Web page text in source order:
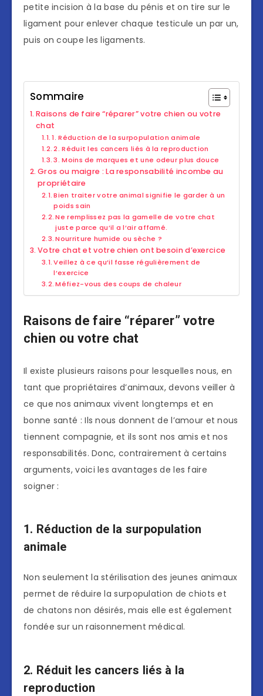
petite incision à la base du pénis et on tire sur le
ligament pour enlever chaque testicule un par un,
puis on coupe les ligaments.
Sommaire
Raisons de faire “réparer” votre chien ou votre
chat
1. Réduction de la surpopulation animale
2. Réduit les cancers liés à la reproduction
3. Moins de marques et une odeur plus douce
Gros ou maigre : La responsabilité incombe au
propriétaire
Bien traiter votre animal signifie le garder à un
poids sain
Ne remplissez pas la gamelle de votre chat
juste parce qu’il a l’air affamé.
Nourriture humide ou sèche ?
Votre chat et votre chien ont besoin d’exercice
Veillez à ce qu’il fasse régulièrement de
l’exercice
Méfiez-vous des coups de chaleur
Raisons de faire “réparer” votre
chien ou votre chat
Il existe plusieurs raisons pour lesquelles nous, en
tant que propriétaires d’animaux, devons veiller à
ce que nos animaux vivent longtemps et en
bonne santé : Ils nous donnent de l’amour et nous
tiennent compagnie, et ils sont nos amis et nos
responsabilités. Donc, contrairement à certains
arguments, voici les avantages de les faire
soigner :
1. Réduction de la surpopulation
animale
Non seulement la stérilisation des jeunes animaux
permet de réduire la surpopulation de chiots et
de chatons non désirés, mais elle est également
fondée sur un raisonnement médical.
2. Réduit les cancers liés à la
reproduction